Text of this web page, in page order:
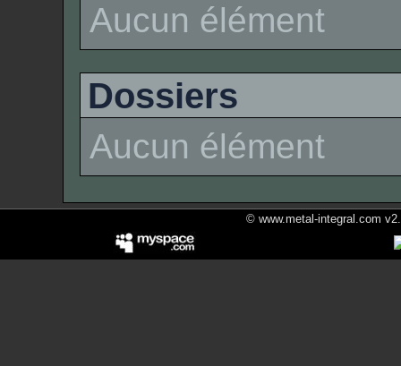
Aucun élément
Dossiers
Aucun élément
© www.metal-integral.com